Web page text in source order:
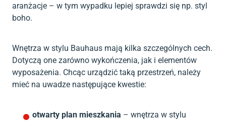
aranżacje – w tym wypadku lepiej sprawdzi się np. styl
boho.
Wnętrza w stylu Bauhaus mają kilka szczególnych cech.
Dotyczą one zarówno wykończenia, jak i elementów
wyposażenia. Chcąc urządzić taką przestrzeń, należy
mieć na uwadze następujące kwestie:
otwarty plan mieszkania – wnętrza w stylu